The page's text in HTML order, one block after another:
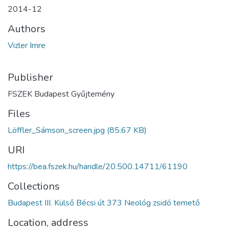
2014-12
Authors
Vizler Imre
Publisher
FSZEK Budapest Gyűjtemény
Files
Löffler_Sámson_screen.jpg (85.67 KB)
URI
https://bea.fszek.hu/handle/20.500.14711/61190
Collections
Budapest III. Külső Bécsi út 373 Neológ zsidó temető
Location, address